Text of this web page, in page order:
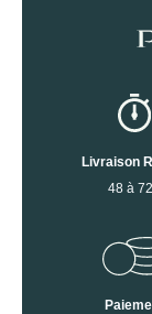
Livraison
48 à